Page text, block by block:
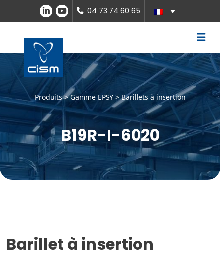
04 73 74 60 65
Produits >Gamme EPSY>Barillets à insertion
B19R-I-6020
Barillet à insertion